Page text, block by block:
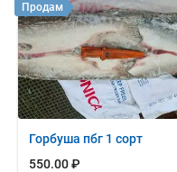
Горбуша пбг 1 сорт
550.00 ₽
Продам